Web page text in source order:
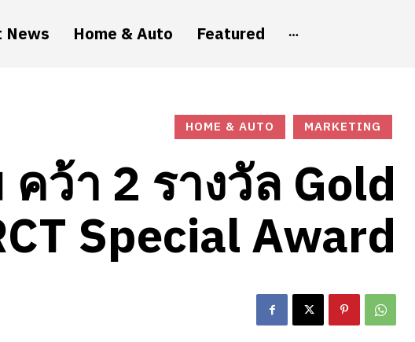
News Home & Auto Featured
HOME & AUTO MARKETING
ว้า 2 รางวัล Gold
Special Award